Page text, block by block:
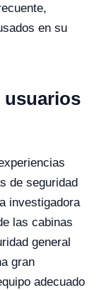
en su
usuarios
de seguridad
investigadora
las cabinas
general
gran
adecuado